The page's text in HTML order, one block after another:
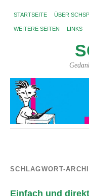
STARTSEITE ÜBER
WEITERE SEITEN LINKS
SCHLAGWORT-
Einfach und